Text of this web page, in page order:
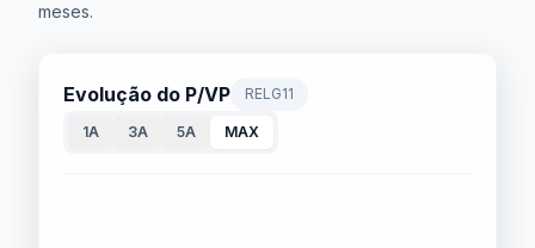
meses.
Evolução do P/VP RELG11
1A 3A 5A MAX